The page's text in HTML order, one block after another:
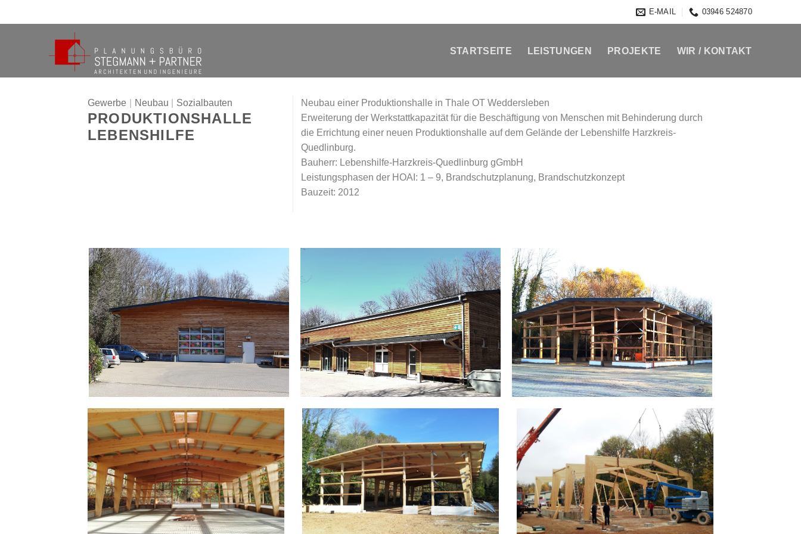
Inhalt
E-MAIL 03946 524870
STARTSEITE LEISTUNGEN PROJEKTE WIR / KONTAKT
Gewerbe Neubau Sozialbauten
PRODUKTIONSHALLE
LEBENSHILFE
Neubau einer Produktionshalle in Thale OT Weddersleben
Erweiterung der Werkstattkapazität für die Beschäftigung von Menschen mit Behinderung durch
die Errichtung einer neuen Produktionshalle auf dem Gelände der Lebenshilfe Harzkreis-
Quedlinburg.
Bauherr: Lebenshilfe-Harzkreis-Quedlinburg gGmbH
Leistungsphasen der HOAI: 1 – 9, Brandschutzplanung, Brandschutzkonzept
Bauzeit: 2012